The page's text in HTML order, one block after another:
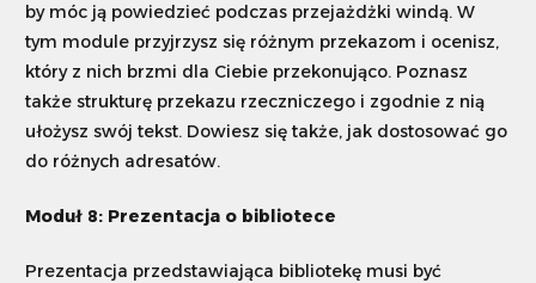
by móc ją powiedzieć podczas przejażdżki windą. W
tym module przyjrzysz się różnym przekazom i ocenisz,
który z nich brzmi dla Ciebie przekonująco. Poznasz
także strukturę przekazu rzeczniczego i zgodnie z nią
ułożysz swój tekst. Dowiesz się także, jak dostosować go
do różnych adresatów.
Moduł 8: Prezentacja o bibliotece
Prezentacja przedstawiająca bibliotekę musi być